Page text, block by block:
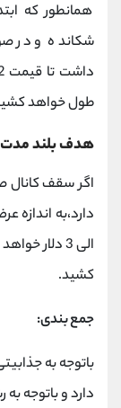
همانطور که
شکانده و در
طول خواهد
هدف بلند مدت mana
کشید.
جمع بندی:
باتوجه به
دارد و باتوجه